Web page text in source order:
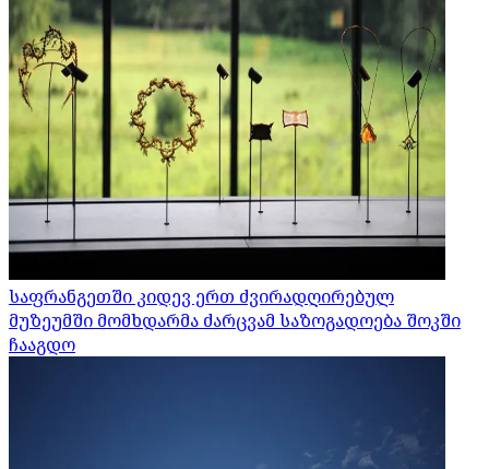
საფრანგეთში კიდევ ერთ ძვირადღირებულ
მუზეუმში მომხდარმა ძარცვამ საზოგადოება შოკში
ჩააგდო